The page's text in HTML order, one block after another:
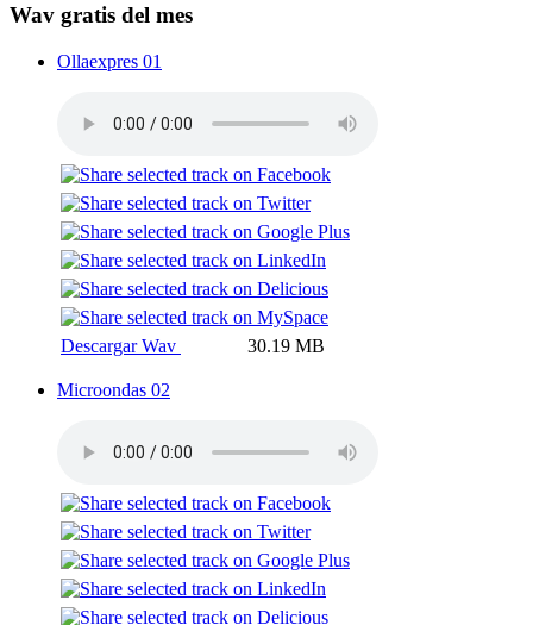
Wav gratis del mes
Ollaexpres 01
Descargar Wav 30.19 MB
Microondas 02